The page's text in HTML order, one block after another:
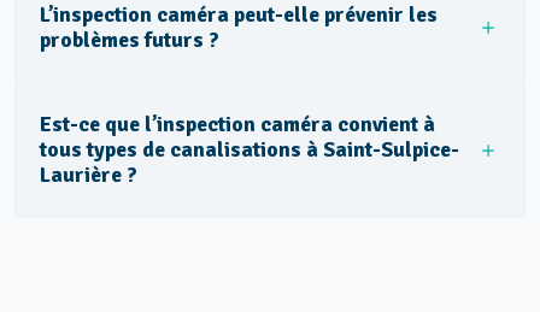
L’inspection caméra peut-elle prévenir les
problèmes futurs ?
Est-ce que l’inspection caméra convient à
tous types de canalisations à Saint-Sulpice-
Laurière ?